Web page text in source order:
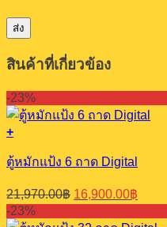
สินค้าที่เกี่ยวข้อง
-23%
+
ตู้หมักแป้ง 6 ถาด Digital
21,970.00฿ Original
price
was:
16,900.00฿
price
is:
-23%